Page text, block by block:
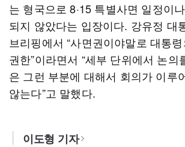
는 형국으로 8·15 특별사면 일정이
되지 않았다는 입장이다. 강유정 대
브리핑에서 “사면권이야말로 대통
권한”이라면서 “세부 단위에서 논의
은 그런 부분에 대해서 회의가 이루
않는다”고 말했다.
이도형 기자